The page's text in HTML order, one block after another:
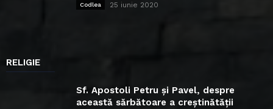
Codlea 25 iunie 2020
RELIGIE
Sf. Apostoli Petru și Pavel, despre
această sărbătoare a creștinătății